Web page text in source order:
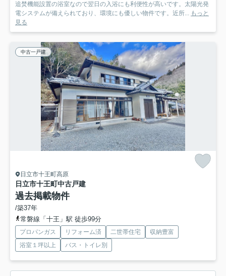
追焚機能設置の浴室なので翌日の入浴にも利便性が高いです。太陽光発
電システムが備えられており、環境にも優しい物件です。近所... もっと
見る
中古一戸建
日立市十王町高原
日立市十王町中古戸建
過去掲載物件
/築37年
常磐線「十王」駅 徒歩99分
プロパンガス リフォーム済 二世帯住宅
収納豊富
浴室１坪以上
バス・トイレ別